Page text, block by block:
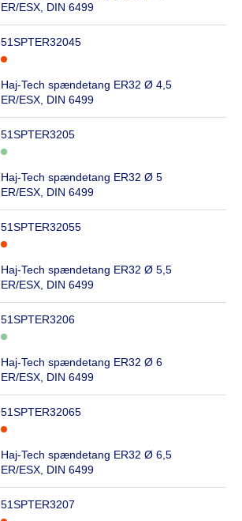
ER/ESX, DIN 6499
51SPTER32045
Haj-Tech spændetang ER32 Ø 4,5
ER/ESX, DIN 6499
51SPTER3205
Haj-Tech spændetang ER32 Ø 5
ER/ESX, DIN 6499
51SPTER32055
Haj-Tech spændetang ER32 Ø 5,5
ER/ESX, DIN 6499
51SPTER3206
Haj-Tech spændetang ER32 Ø 6
ER/ESX, DIN 6499
51SPTER32065
Haj-Tech spændetang ER32 Ø 6,5
ER/ESX, DIN 6499
51SPTER3207